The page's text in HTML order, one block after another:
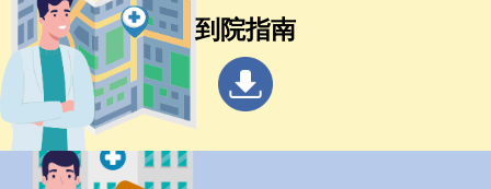
到院指南